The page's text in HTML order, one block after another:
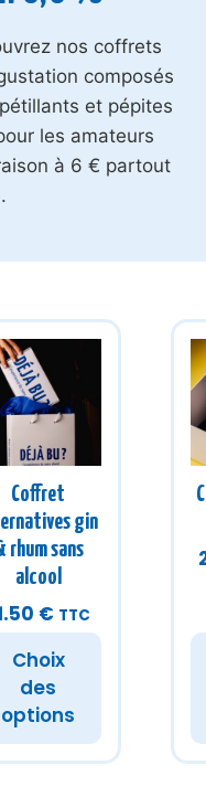
nos coffrets
composés
et pépites
les amateurs
à 6 € partout
Coffret
gin
rhum sans
alcool
€ TTC
Choix
des
options